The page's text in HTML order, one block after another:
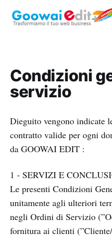
Condizioni
servizio
Dieguito vengono indicate
contratto valide per ogni
da GOOWAI EDIT :
1 - SERVIZI E
Le presenti Condizioni
unitamente agli ulteriori
negli Ordini di Servizio
fornitura ai clienti